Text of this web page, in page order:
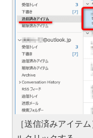
［送信済みアイテ